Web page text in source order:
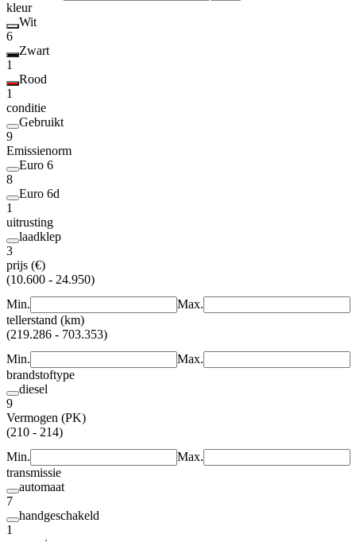
kleur
Wit
6
Zwart
1
Rood
1
conditie
Gebruikt
9
Emissienorm
Euro 6
8
Euro 6d
1
uitrusting
laadklep
3
prijs (€)
(10.600 - 24.950)
Min.
Max.
tellerstand (km)
(219.286 - 703.353)
Min.
Max.
brandstoftype
diesel
9
Vermogen (PK)
(210 - 214)
Min.
Max.
transmissie
automaat
7
handgeschakeld
1